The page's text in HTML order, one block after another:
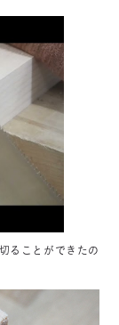
ることができたの